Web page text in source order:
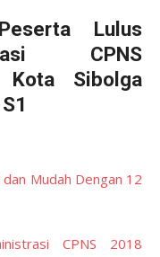
Lulus
CPNS
Kota Sibolga
Mudah Dengan 12
CPNS 2018